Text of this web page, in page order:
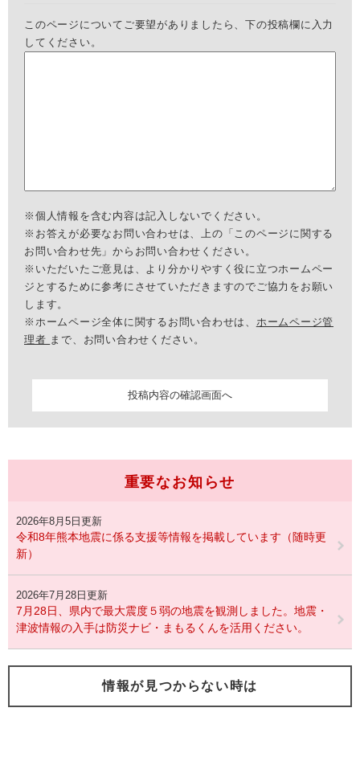
このページについてご要望がありましたら、下の投稿欄に入力
してください。
※個人情報を含む内容は記入しないでください。
※お答えが必要なお問い合わせは、上の「このページに関する
お問い合わせ先」からお問い合わせください。
※いただいたご意見は、より分かりやすく役に立つホームペー
ジとするために参考にさせていただきますのでご協力をお願い
します。
※ホームページ全体に関するお問い合わせは、 ホームページ管
理者 まで、お問い合わせください。
重要なお知らせ
2026年8月5日更新
令和8年熊本地震に係る支援等情報を掲載しています（随時更
新）
2026年7月28日更新
7月28日、県内で最大震度５弱の地震を観測しました。地震・
津波情報の入手は防災ナビ・まもるくんを活用ください。
情報が見つからない時は